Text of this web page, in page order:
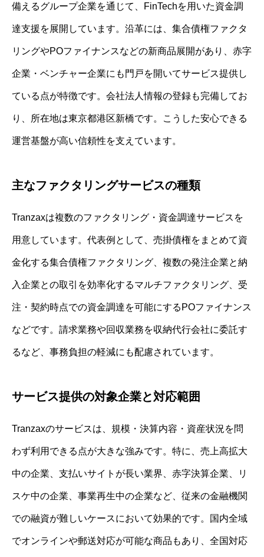
備えるグループ企業を通じて、FinTechを用いた資金調
達支援を展開しています。沿革には、集合債権ファクタ
リングやPOファイナンスなどの新商品展開があり、赤字
企業・ベンチャー企業にも門戸を開いてサービス提供し
ている点が特徴です。会社法人情報の登録も完備してお
り、所在地は東京都港区新橋です。こうした安心できる
運営基盤が高い信頼性を支えています。
主なファクタリングサービスの種類
Tranzaxは複数のファクタリング・資金調達サービスを
用意しています。代表例として、売掛債権をまとめて資
金化する集合債権ファクタリング、複数の発注企業と納
入企業との取引を効率化するマルチファクタリング、受
注・契約時点での資金調達を可能にするPOファイナンス
などです。請求業務や回収業務を収納代行会社に委託す
るなど、事務負担の軽減にも配慮されています。
サービス提供の対象企業と対応範囲
Tranzaxのサービスは、規模・決算内容・資産状況を問
わず利用できる点が大きな強みです。特に、売上高拡大
中の企業、支払いサイトが長い業界、赤字決算企業、リ
スケ中の企業、事業再生中の企業など、従来の金融機関
での融資が難しいケースにおいて効果的です。国内全域
でオンラインや郵送対応が可能な商品もあり、全国対応